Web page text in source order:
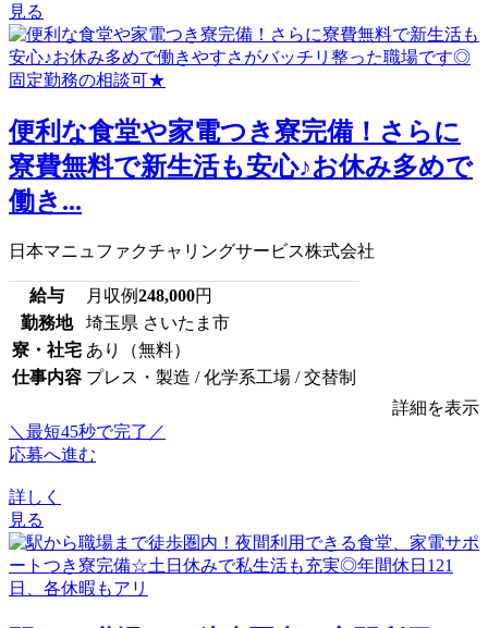
見る
便利な食堂や家電つき寮完備！さらに
寮費無料で新生活も安心♪お休み多めで
働き...
日本マニュファクチャリングサービス株式会社
給与 月収例248,000円
勤務地
埼玉県 さいたま市
寮・社宅 あり（無料）
仕事内容 プレス・製造 / 化学系工場 / 交替制
詳細を表示
＼最短45秒で完了／
応募へ進む
詳しく
見る